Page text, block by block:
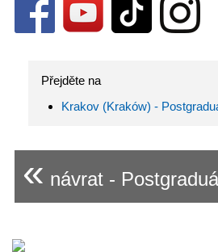
Přejděte na
Krakov (Kraków) -
« návrat -